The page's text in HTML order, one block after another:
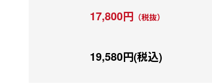
17,800円 （税抜）
19,580円(税込)